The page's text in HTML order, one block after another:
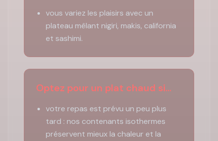
vous variez les plaisirs avec un
plateau mêlant nigiri, makis, california
et sashimi.
Optez pour un plat chaud si...
votre repas est prévu un peu plus
tard : nos contenants isothermes
préservent mieux la chaleur et la